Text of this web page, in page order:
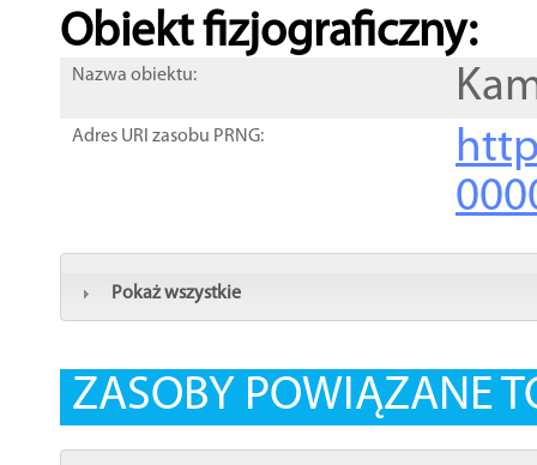
Obiekt fizjograficzny:
Nazwa obiektu:
Adres URI zasobu PRNG:
Pokaż wszystkie
ZASOBY POWIĄZANE